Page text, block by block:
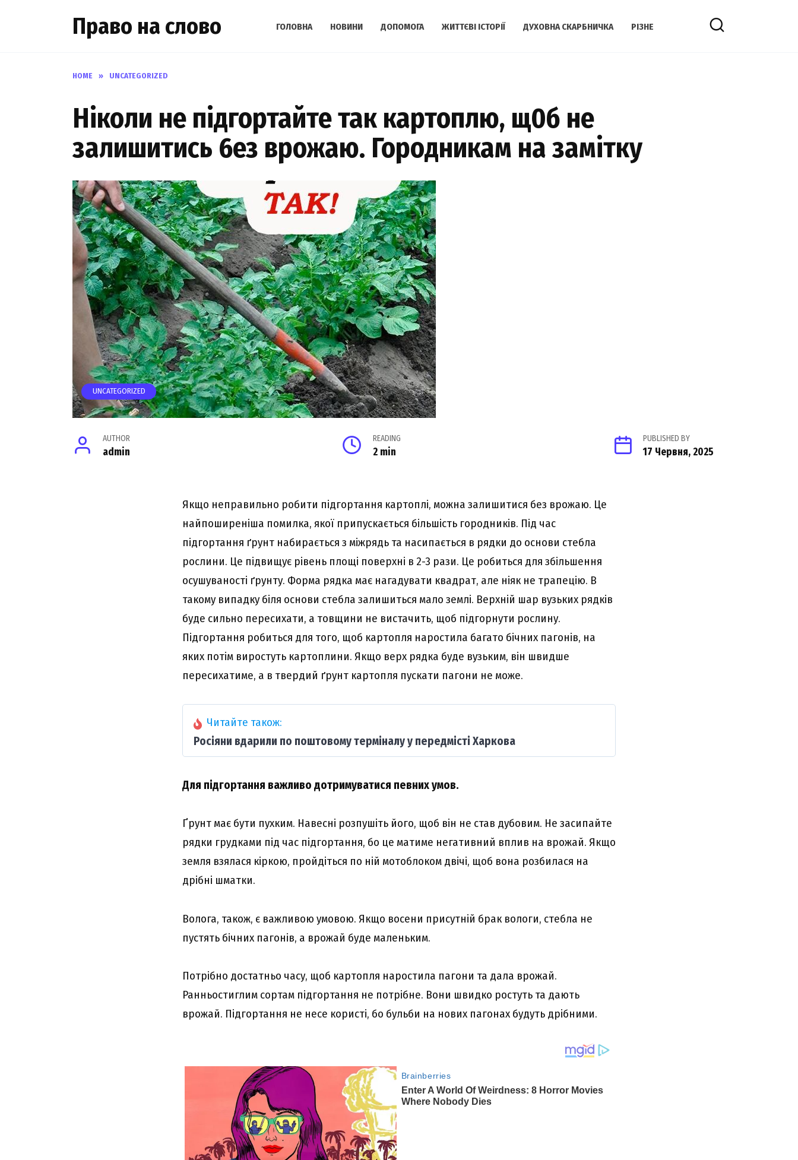
Право на слово ГОЛОВНА НОВИНИ ДОПОМОГА ЖИТТЄВІ ІСТОРІЇ ДУХОВНА СКАРБНИЧКА РІЗНЕ
HOME » UNCATEGORIZED
Ніколи не підгортайте так картоплю, щ0б не
залишитись 6ез врожаю. Городникам на замітку
UNCATEGORIZED
AUTHOR
admin
READING
2 min
PUBLISHED BY
17 Червня, 2025
Якщо неправильно робити підгортання картоплі, можна залишитися без врожаю. Це
найпоширеніша помилка, якої припускається більшість городників. Під час
підгортання ґрунт набирається з міжрядь та насипається в рядки до основи стебла
рослини. Це підвищує рівень площі поверхні в 2-3 рази. Це робиться для збільшення
осушуваності ґрунту. Форма рядка має нагадувати квадрат, але ніяк не трапецію. В
такому випадку біля основи стебла залишиться мало землі. Верхній шар вузьких рядків
буде сильно пересихати, а товщини не вистачить, щоб підгорнути рослину.
Підгортання робиться для того, щоб картопля наростила багато бічних пагонів, на
яких потім виростуть картоплини. Якщо верх рядка буде вузьким, він швидше
пересихатиме, а в твердий ґрунт картопля пускати пагони не може.
Читайте також:
Росіяни вдарили по поштовому терміналу у передмісті Харкова
Для підгортання важливо дотримуватися певних умов.
Ґрунт має бути пухким. Навесні розпушіть його, щоб він не став дубовим. Не засипайте
рядки грудками під час підгортання, бо це матиме негативний вплив на врожай. Якщо
земля взялася кіркою, пройдіться по ній мотоблоком двічі, щоб вона розбилася на
дрібні шматки.
Волога, також, є важливою умовою. Якщо восени присутній брак вологи, стебла не
пустять бічних пагонів, а врожай буде маленьким.
Потрібно достатньо часу, щоб картопля наростила пагони та дала врожай.
Ранньостиглим сортам підгортання не потрібне. Вони швидко ростуть та дають
врожай. Підгортання не несе користі, бо бульби на нових пагонах будуть дрібними.